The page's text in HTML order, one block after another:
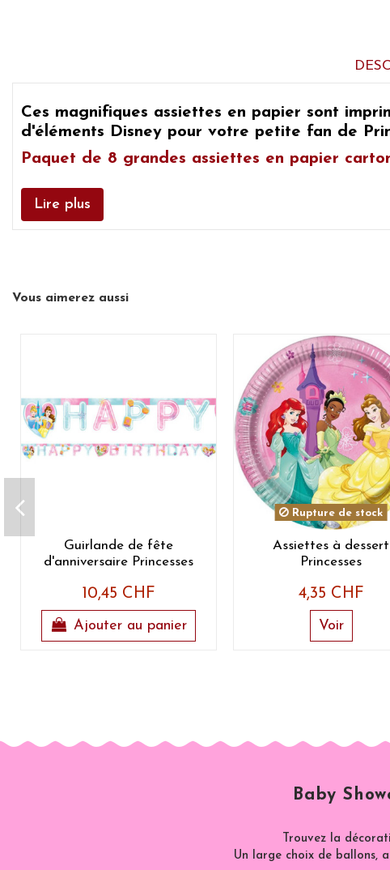
Ces magnifiques assiettes en papier sont
d'éléments Disney pour votre petite fan de
Paquet de 8 grandes assiettes en papier
Lire plus
Vous aimerez aussi
Guirlande de fête
d'anniversaire Princesses
10,45 CHF
Ajouter au panier
Rupture de stock
Assiettes à dessert
Princesses
4,35 CHF
Voir
Baby
Trouvez la
Un large choix de ballons,